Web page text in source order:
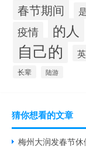
春节期间
疫情 的人
自己的
长辈 陆游
猜你想看的文章
梅州大润发春节休